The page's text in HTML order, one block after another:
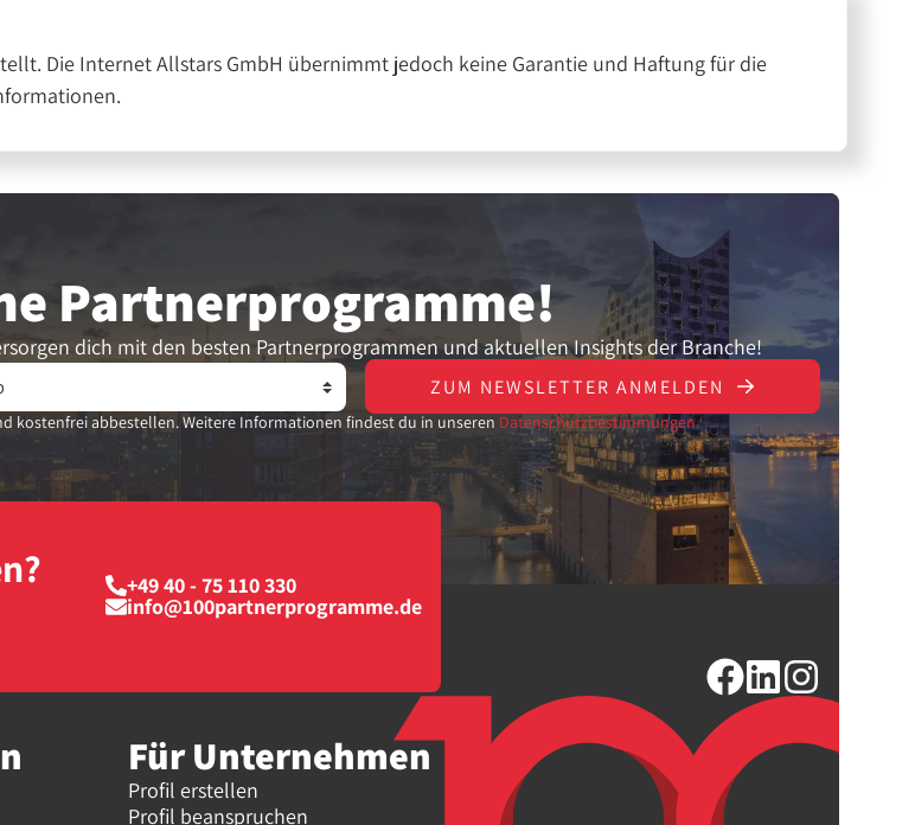
Die Internet Allstars GmbH übernimmt jedoch keine Garantie und Haftung für die
Partner­programme!
dich mit den besten Partnerprogrammen und aktuellen Insights der Branche!
ZUM NEWSLETTER ANMELDEN
kostenfrei abbestellen. Weitere Informationen findest du in unseren Datenschutzbestimmungen.
+49 40 - 75 110 330
info@100partnerprogramme.de
Für Unternehmen
Profil erstellen
Profil beanspruchen